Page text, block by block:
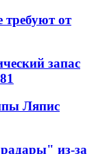
требуют от
запас
Ляпис
из-за